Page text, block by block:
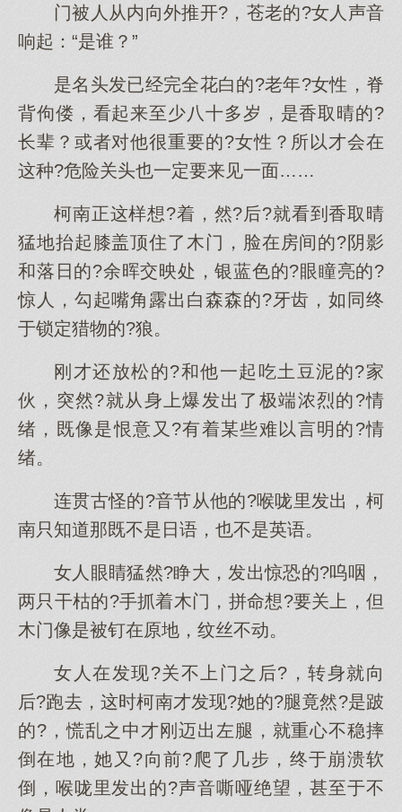
门被人从内向外推开?，苍老的?女人声音
响起：“是谁？”
是名头发已经完全花白的?老年?女性，脊
背佝偻，看起来至少八十多岁，是香取晴的?
长辈？或者对他很重要的?女性？所以才会在
这种?危险关头也一定要来见一面……
柯南正这样想?着，然?后?就看到香取晴
猛地抬起膝盖顶住了木门，脸在房间的?阴影
和落日的?余晖交映处，银蓝色的?眼瞳亮的?
惊人，勾起嘴角露出白森森的?牙齿，如同终
于锁定猎物的?狼。
刚才还放松的?和他一起吃土豆泥的?家
伙，突然?就从身上爆发出了极端浓烈的?情
绪，既像是恨意又?有着某些难以言明的?情
绪。
连贯古怪的?音节从他的?喉咙里发出，柯
南只知道那既不是日语，也不是英语。
女人眼睛猛然?睁大，发出惊恐的?呜咽，
两只干枯的?手抓着木门，拼命想?要关上，但
木门像是被钉在原地，纹丝不动。
女人在发现?关不上门之后?，转身就向
后?跑去，这时柯南才发现?她的?腿竟然?是跛
的?，慌乱之中才刚迈出左腿，就重心不稳摔
倒在地，她又?向前?爬了几步，终于崩溃软
倒，喉咙里发出的?声音嘶哑绝望，甚至于不